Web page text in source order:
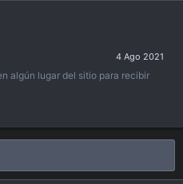
4 Ago 2021
algún lugar del sitio para recibir